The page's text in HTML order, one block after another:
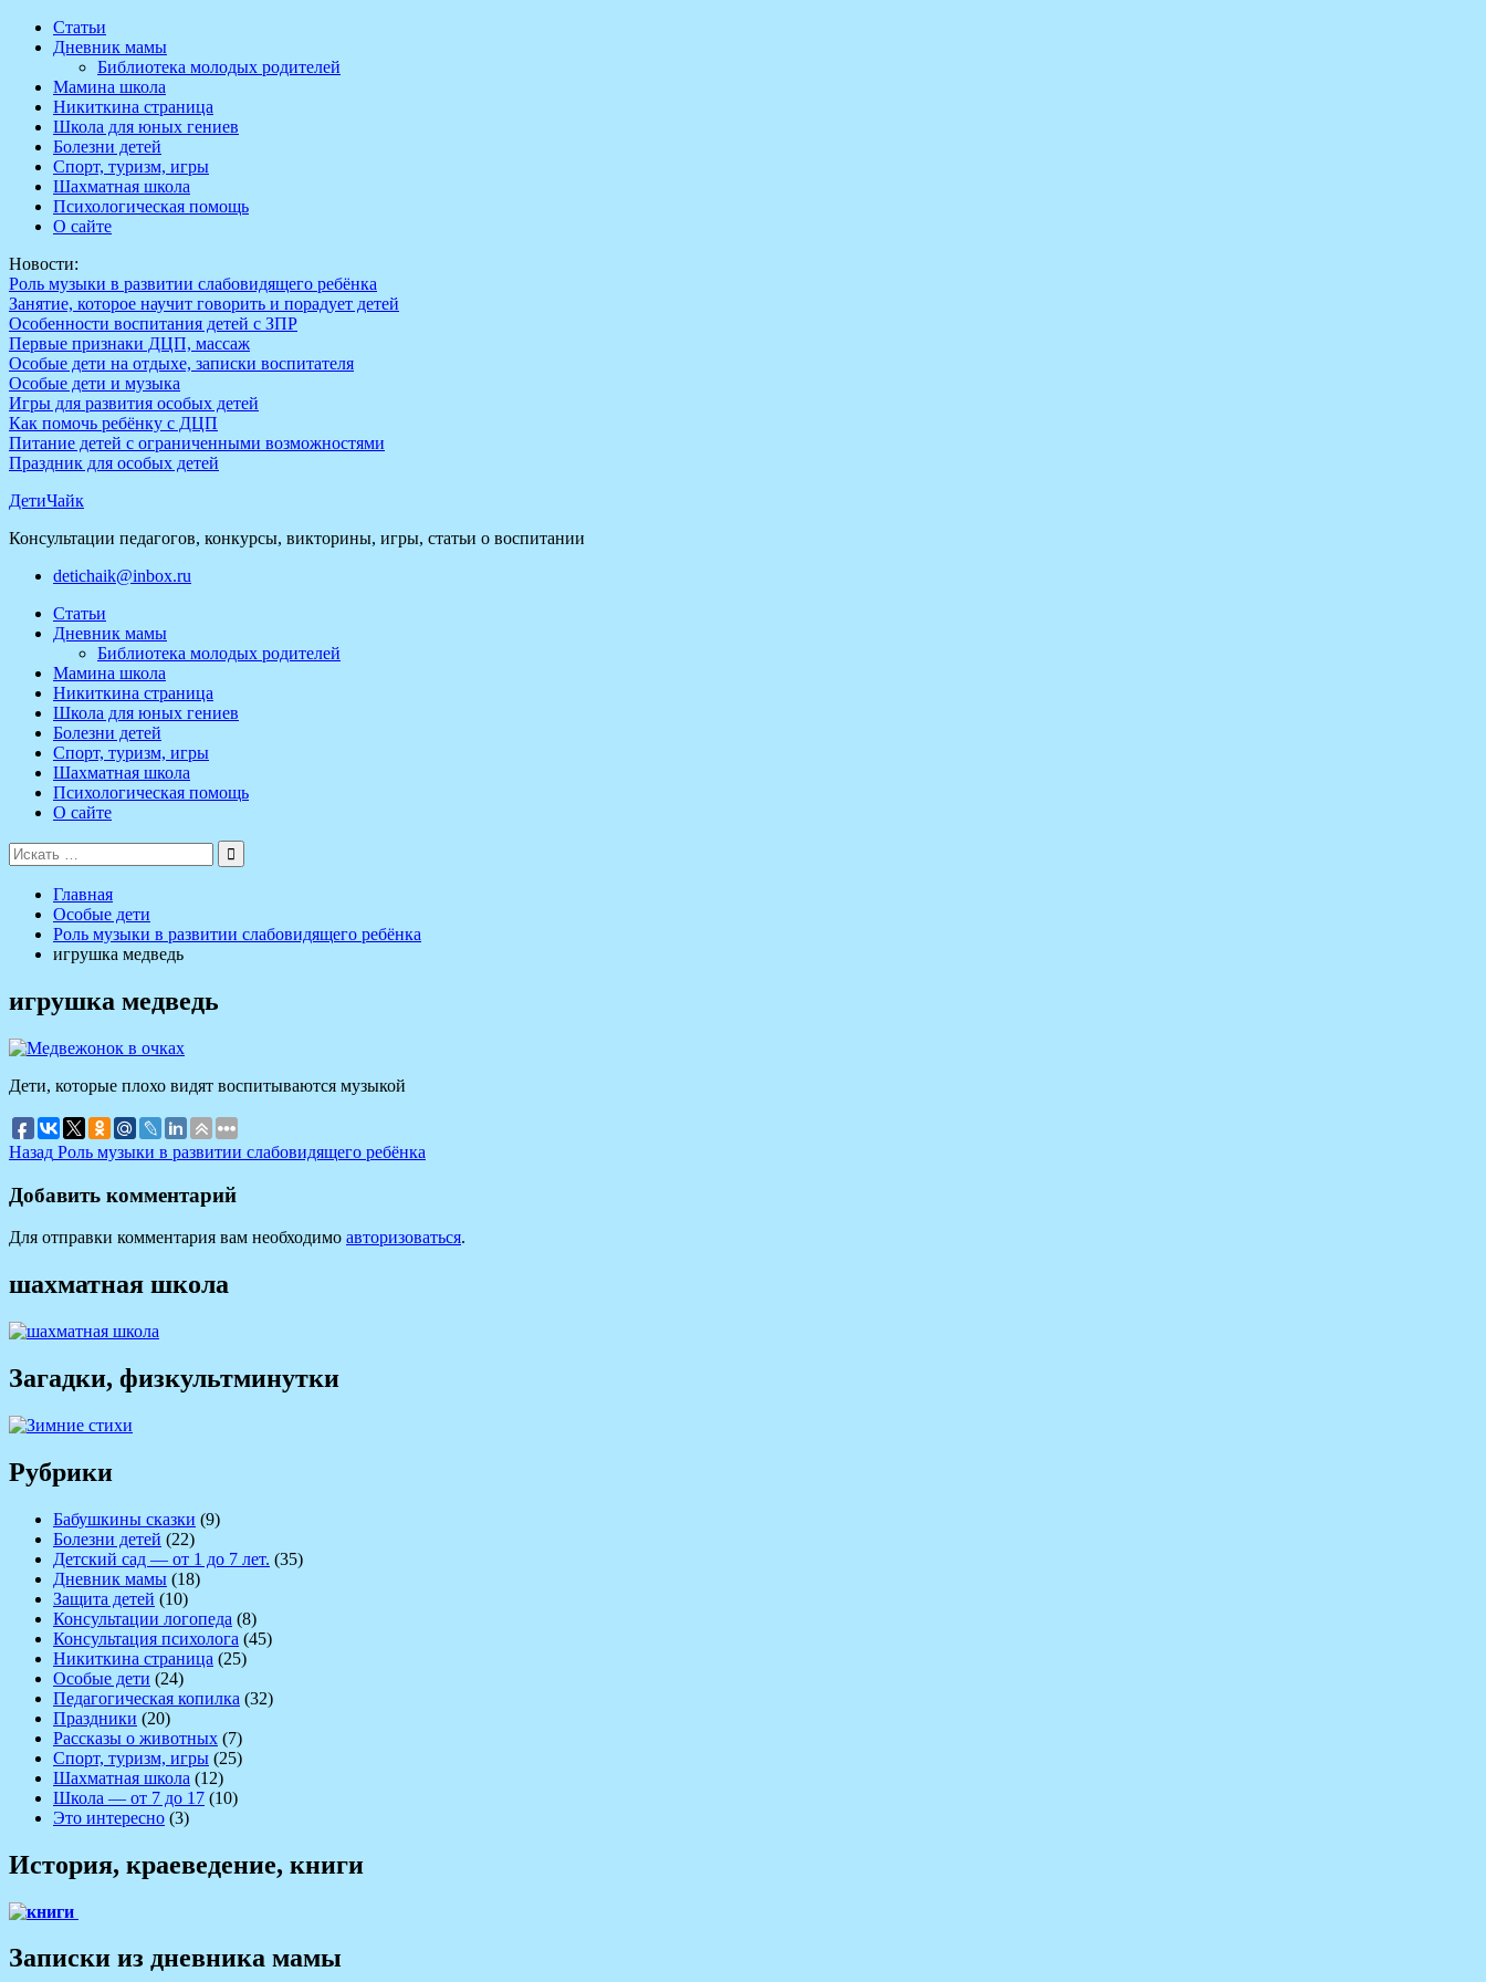
Перейти
содержимому
Статьи
Дневник мамы
Библиотека молодых родителей
Мамина школа
Никиткина страница
Школа для юных гениев
Болезни детей
Спорт, туризм, игры
Шахматная школа
Психологическая помощь
О сайте
Новости:
Роль музыки в развитии слабовидящего ребёнка
Занятие, которое научит говорить и порадует детей
Особенности воспитания детей с ЗПР
Первые признаки ДЦП, массаж
Особые дети на отдыхе, записки воспитателя
Особые дети и музыка
Игры для развития особых детей
Как помочь ребёнку с ДЦП
Питание детей с ограниченными возможностями
Праздник для особых детей
ДетиЧайк
Консультации педагогов, конкурсы, викторины, игры, статьи о воспитании
detichaik@inbox.ru
Статьи
Дневник мамы
Библиотека молодых родителей
Мамина школа
Никиткина страница
Школа для юных гениев
Болезни детей
Спорт, туризм, игры
Шахматная школа
Психологическая помощь
О сайте
Поиск
для:
Главная
Особые дети
Роль музыки в развитии слабовидящего ребёнка
игрушка медведь
игрушка медведь
Дети, которые плохо видят воспитываются музыкой
Навигация
по
записям
Назад Предыдущая
Роль музыки в развитии слабовидящего ребёнка
Добавить комментарий
Для отправки комментария вам необходимо авторизоваться.
шахматная школа
Загадки, физкультминутки
Рубрики
Бабушкины сказки (9)
Болезни детей (22)
Детский сад — от 1 до 7 лет. (35)
Дневник мамы (18)
Защита детей (10)
Консультации логопеда (8)
Консультация психолога (45)
Никиткина страница (25)
Особые дети (24)
Педагогическая копилка (32)
Праздники (20)
Рассказы о животных (7)
Спорт, туризм, игры (25)
Шахматная школа (12)
Школа — от 7 до 17 (10)
Это интересно (3)
История, краеведение, книги
Записки из дневника мамы